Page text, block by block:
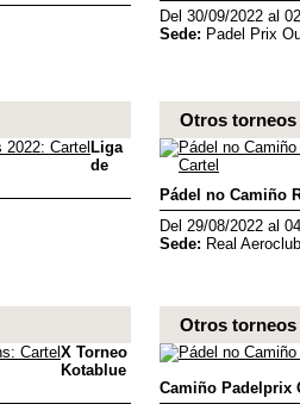
Del 30/09/2022 al
Sede: Padel Prix
Liga
de
Otros torneos
Pádel no Camiño
Del 29/08/2022 al
Sede: Real
X Torneo
Kotablue
Otros torneos
Camiño Padelprix